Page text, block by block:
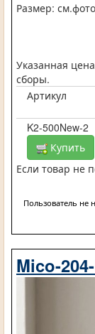
Размер: см.фото
Указанная
сборы.
Артикул
K2-500New-2
Купить
Если товар не
Пользователь не
Mico-